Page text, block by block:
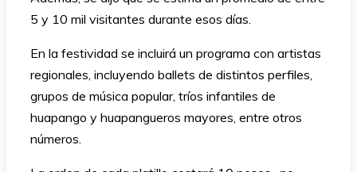
5 y 10 mil visitantes durante esos días.
En la festividad se incluirá un programa con artistas
regionales, incluyendo ballets de distintos perfiles,
grupos de música popular, tríos infantiles de
huapango y huapangueros mayores, entre otros
números.